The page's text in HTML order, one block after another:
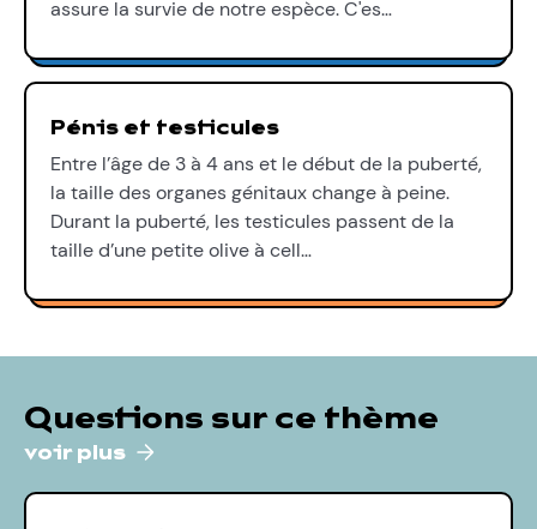
assure la survie de notre espèce. C'es…
Pénis et testicules
Entre l’âge de 3 à 4 ans et le début de la puberté,
la taille des organes génitaux change à peine.
Durant la puberté, les testicules passent de la
taille d’une petite olive à cell…
Questions sur ce thème
voir plus